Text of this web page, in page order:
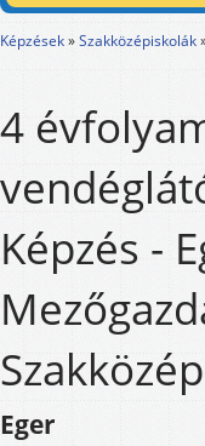
Képzések»Szakközépiskolák
4
Képzés -
Eger